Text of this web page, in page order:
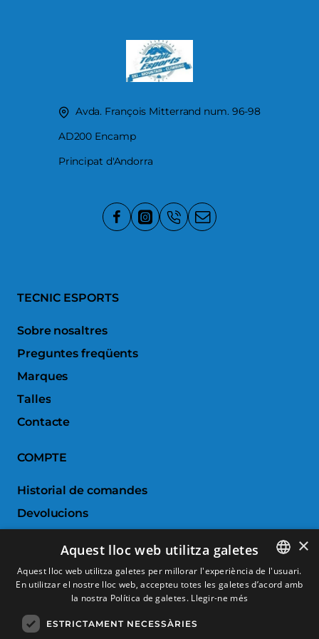
Avda. François Mitterrand num. 96-98
AD200 Encamp
Principat d'Andorra
TECNIC ESPORTS
Sobre nosaltres
Preguntes freqüents
Marques
Talles
Contacte
COMPTE
Historial de comandes
Devolucions
Comparar productes
SERVEI AL CLIENT
Condicions de Compra
SPANISH
×
Aquest lloc web utilitza galetes
Aquest lloc web utilitza galetes per millorar l'experiència de l'usuari.
En utilitzar el nostre lloc web, accepteu totes les galetes d’acord amb
la nostra Política de galetes. Llegir-ne més
ESTRICTAMENT NECESSÀRIES